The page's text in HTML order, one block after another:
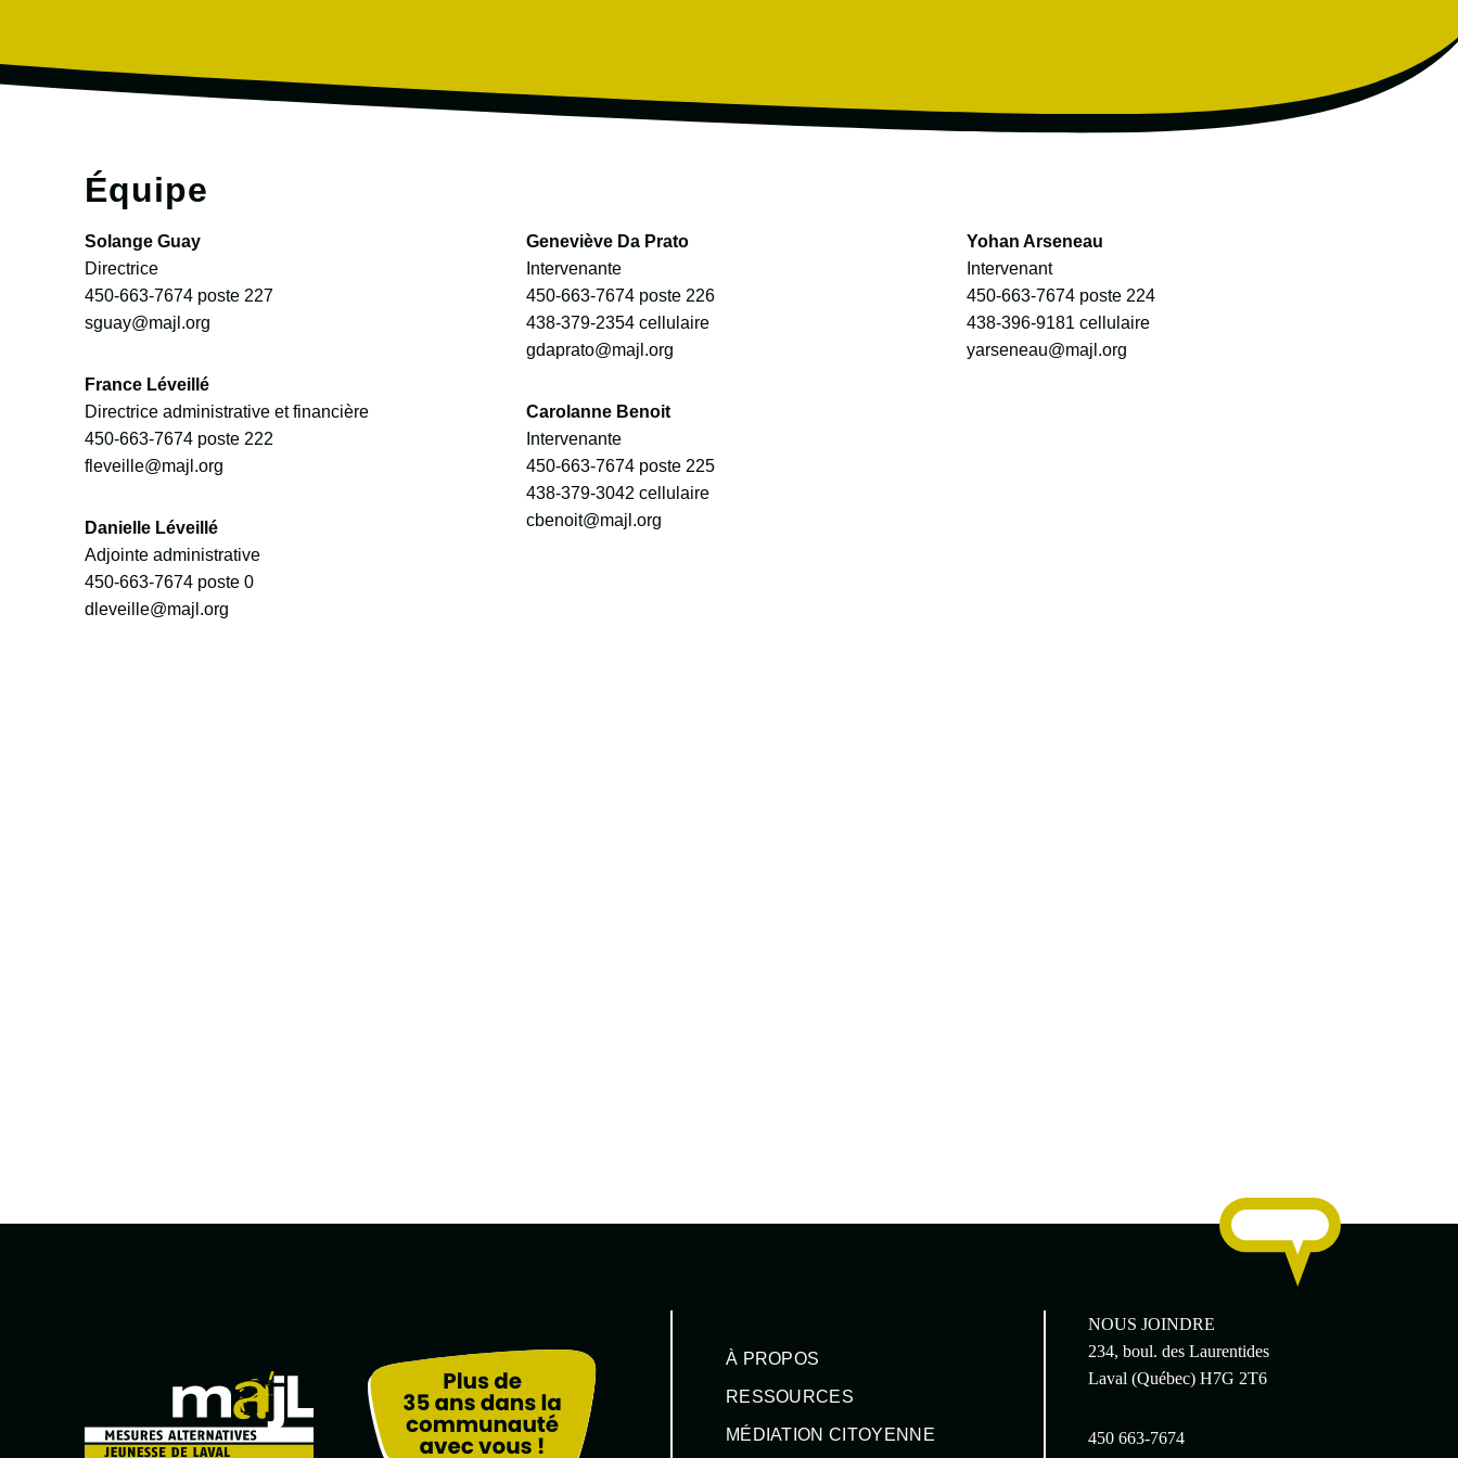
Équipe
Solange Guay
Directrice
450-663-7674poste 227
sguay@majl.org
France Léveillé
Directrice administrative et financière
450-663-7674poste 222
fleveille@majl.org
Danielle Léveillé
Adjointe administrative
450-663-7674poste 0
dleveille@majl.org
Geneviève Da Prato
Intervenante
450-663-7674poste 226
438-379-2354cellulaire
gdaprato@majl.org
Carolanne Benoit
Intervenante
450-663-7674poste 225
438-379-3042 cellulaire
cbenoit@majl.org
Yohan Arseneau
Intervenant
450-663-7674 poste 224
438-396-9181 cellulaire
yarseneau@majl.org
À PROPOS
RESSOURCES
MÉDIATION CITOYENNE
NOUS JOINDRE
234, boul. des Laurentides
Laval (Québec) H7G 2T6
450 663-7674